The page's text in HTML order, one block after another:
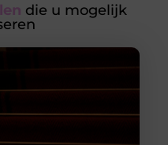
die u mogelijk